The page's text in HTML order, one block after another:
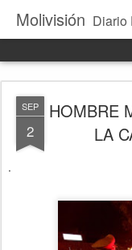
Molivisión Diario
SEP
2
HOMBRE
LA
.